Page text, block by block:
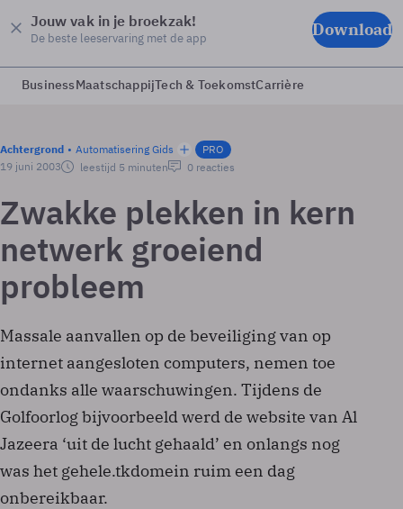
Jouw vak in je broekzak!
De beste leeservaring met de app Download
BusinessMaatschappijTech & ToekomstCarrière
Achtergrond Automatisering Gids
PRO
19 juni 2003
leestijd 5 minuten 0 reacties
Zwakke plekken in kern
netwerk groeiend
probleem
Massale aanvallen op de beveiliging van op
internet aangesloten computers, nemen toe
ondanks alle waarschuwingen. Tijdens de
Golfoorlog bijvoorbeeld werd de website van Al
Jazeera ‘uit de lucht gehaald’ en onlangs nog
was het gehele.tk­domein ruim een dag
onbereikbaar.